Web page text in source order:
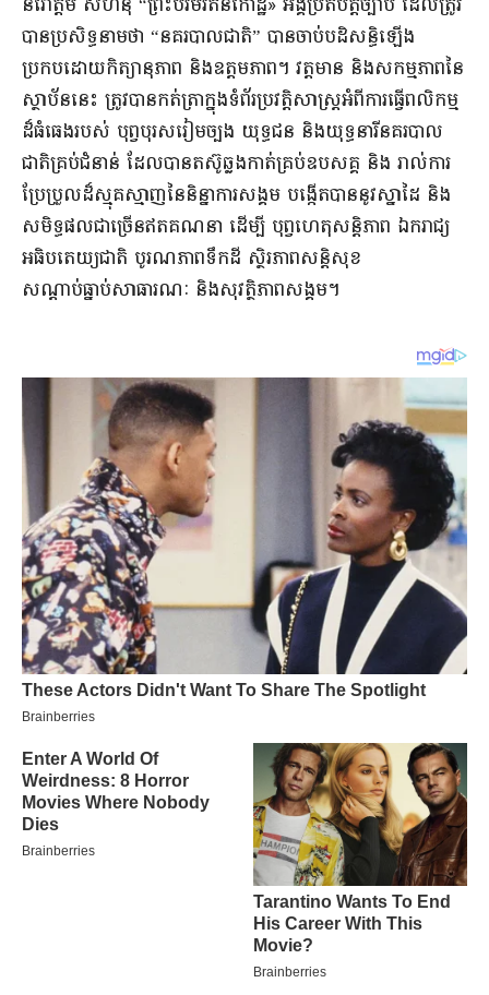
បានប្រសិទ្ធនាមថា “នគរបាលជាតិ” បានចាប់បដិសន្ធិឡើង
ប្រកបដោយកិត្យានុភាព និងឧត្តមភាព។ វត្តមាន និងសកម្មភាពនៃ
ស្ថាប័ននេះ ត្រូវបានកត់ត្រាក្នុងទំព័រប្រវត្តិសាស្ត្រអំពីការធ្វើពលិកម្ម
ដ៏ធំធេងរបស់ បុព្វបុរសរៀមច្បង យុទ្ធជន និងយុទ្ធនារីនគរបាល
ជាតិគ្រប់ជំនាន់ ដែលបានតស៊ូឆ្លងកាត់គ្រប់ឧបសគ្គ និង រាល់ការ
ប្រែប្រួលដ៏ស្មុគស្មាញនៃនិន្នាការសង្គម បង្កើតបាននូវស្នាដៃ និង
សមិទ្ធផលជាច្រើនឥតគណនា ដើម្បី បុព្វហេតុសន្តិភាព ឯករាជ្យ
អធិបតេយ្យជាតិ បូរណភាពទឹកដី ស្ថិរភាពសន្តិសុខ
សណ្តាប់ធ្នាប់សាធារណៈ និងសុវត្ថិភាពសង្គម។